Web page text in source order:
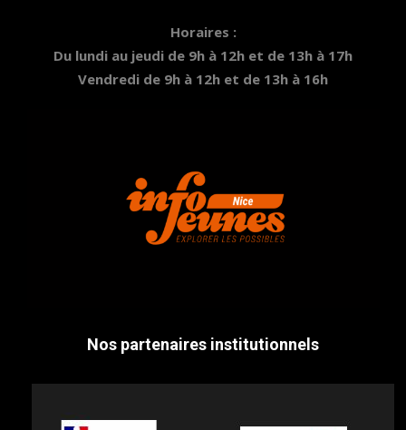
Horaires :
Du lundi au jeudi de 9h à 12h et de 13h à 17h
Vendredi de 9h à 12h et de 13h à 16h
Nos partenaires institutionnels